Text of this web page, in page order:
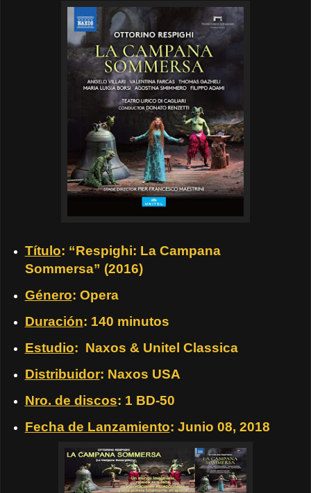
Título: “Respighi: La Campana
Sommersa” (2016)
Género: Opera
Duración: 140 minutos
Estudio: Naxos & Unitel Classica
Distribuidor: Naxos USA
Nro. de discos: 1 BD-50
Fecha de Lanzamiento: Junio 08, 2018